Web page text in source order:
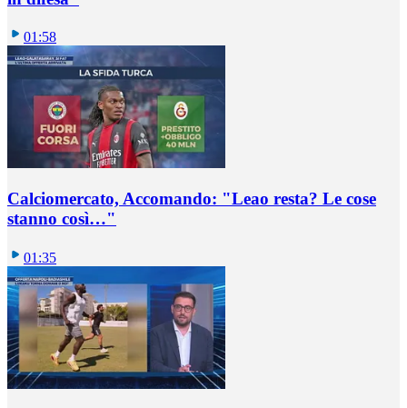
01:58
Calciomercato, Accomando: "Leao resta? Le cose
stanno così…"
01:35